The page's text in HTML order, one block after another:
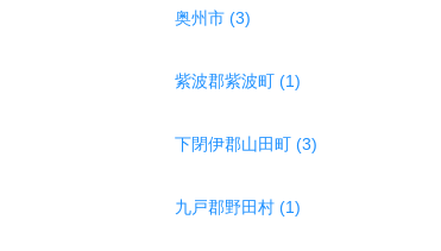
奥州市 (3)
紫波郡紫波町 (1)
下閉伊郡山田町 (3)
九戸郡野田村 (1)